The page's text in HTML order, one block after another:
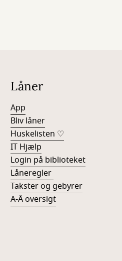
Låner
App
Bliv låner
Huskelisten ♡
IT Hjælp
Login på biblioteket
Låneregler
Takster og gebyrer
A-Å oversigt